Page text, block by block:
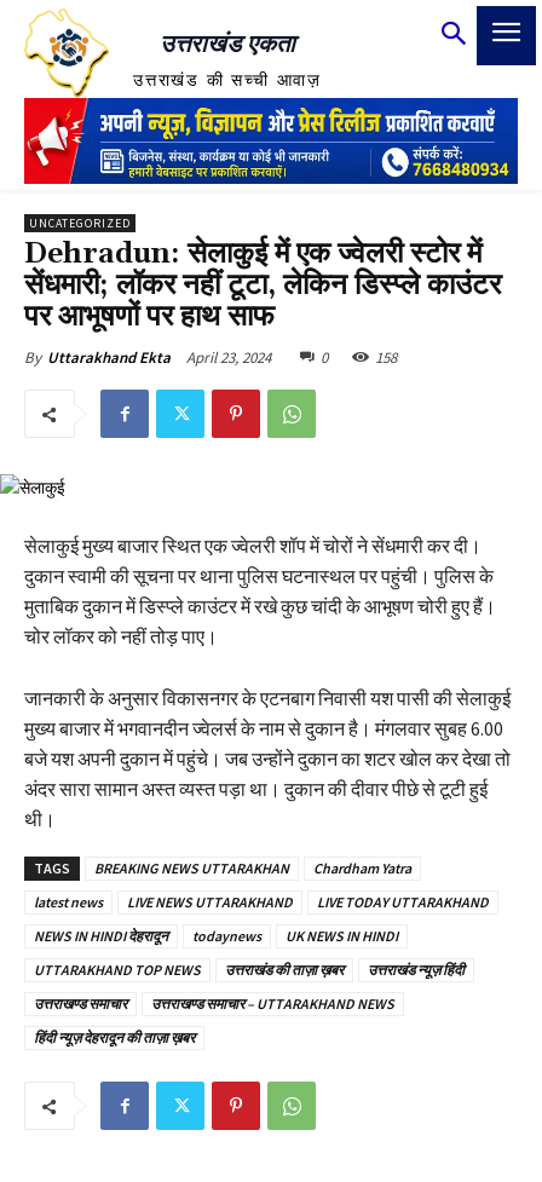
उत्तराखंड एकता
उत्तराखंड की सच्ची आवाज़
UNCATEGORIZED
Dehradun: सेलाकुई में एक ज्वेलरी स्टोर में
सेंधमारी; लॉकर नहीं टूटा, लेकिन डिस्प्ले काउंटर
पर आभूषणों पर हाथ साफ
By Uttarakhand Ekta April 23, 2024 0 158
सेलाकुई मुख्य बाजार स्थित एक ज्वेलरी शॉप में चोरों ने सेंधमारी कर दी।
दुकान स्वामी की सूचना पर थाना पुलिस घटनास्थल पर पहुंची। पुलिस के
मुताबिक दुकान में डिस्प्ले काउंटर में रखे कुछ चांदी के आभूषण चोरी हुए हैं।
चोर लॉकर को नहीं तोड़ पाए।
जानकारी के अनुसार विकासनगर के एटनबाग निवासी यश पासी की सेलाकुई
मुख्य बाजार में भगवानदीन ज्वेलर्स के नाम से दुकान है। मंगलवार सुबह 6.00
बजे यश अपनी दुकान में पहुंचे। जब उन्होंने दुकान का शटर खोल कर देखा तो
अंदर सारा सामान अस्त व्यस्त पड़ा था। दुकान की दीवार पीछे से टूटी हुई
थी।
TAGS BREAKING NEWS UTTARAKHAN
Chardham Yatra
latest news
LIVE NEWS UTTARAKHAND
LIVE TODAY UTTARAKHAND
NEWS IN HINDI देहरादून
todaynews
UK NEWS IN HINDI
UTTARAKHAND TOP NEWS
उत्तराखंड की ताज़ा ख़बर
उत्तराखंड न्यूज़ हिंदी
उत्तराखण्ड समाचार
उत्तराखण्ड समाचार – UTTARAKHAND NEWS
हिंदी न्यूज़ देहरादून की ताज़ा ख़बर